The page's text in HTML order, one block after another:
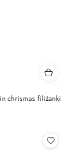
chrismas filiżanki